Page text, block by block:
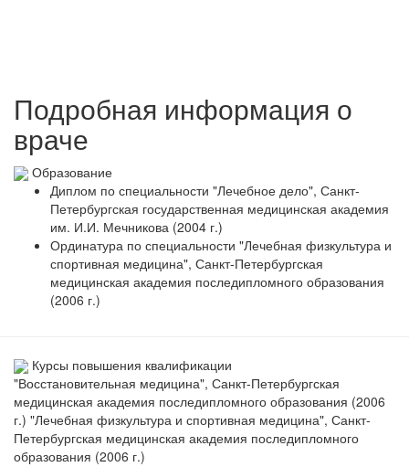
Подробная информация о
враче
Образование
Диплом по специальности "Лечебное дело", Санкт-
Петербургская государственная медицинская академия
им. И.И. Мечникова (2004 г.)
Ординатура по специальности "Лечебная физкультура и
спортивная медицина", Санкт-Петербургская
медицинская академия последипломного образования
(2006 г.)
Курсы повышения квалификации
"Восстановительная медицина", Санкт-Петербургская
медицинская академия последипломного образования (2006
г.) "Лечебная физкультура и спортивная медицина", Санкт-
Петербургская медицинская академия последипломного
образования (2006 г.)